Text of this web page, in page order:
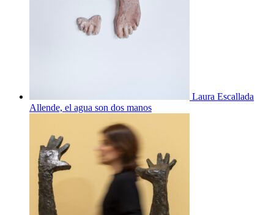
Laura Escallada
Allende, el agua son dos manos